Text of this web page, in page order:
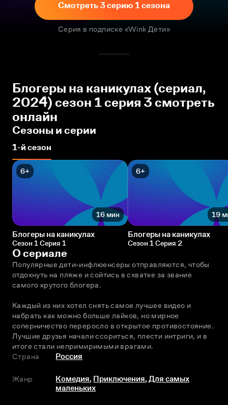
Смотреть 3 серию 1 сезона
Серия в подписке «Wink Дети»
Блогеры на каникулах (сериал,
2024) сезон 1 серия 3 смотреть
онлайн
Сезоны и серии
1-й сезон
6+
16 мин
Блогеры на каникулах
Сезон 1 Серия 1
6+
19
Блогеры на каникулах
Сезон 1 Серия 2
О сериале
Популярные дети-инфлюенсеры отправляются, чтобы
отдохнуть на пляже и сойтись в схватке за звание
самого крутого блогера.
Каждый из них хотел снять самое лучшее видео и
набрать как можно больше лайков, но мирное
соперничество переросло в открытое противостояние.
Лучшие друзья начали ссориться, плести интриги, и в
итоге стали непримиримыми врагами.
Страна
Россия
Жанр Комедия, Приключения,Для самых
маленьких